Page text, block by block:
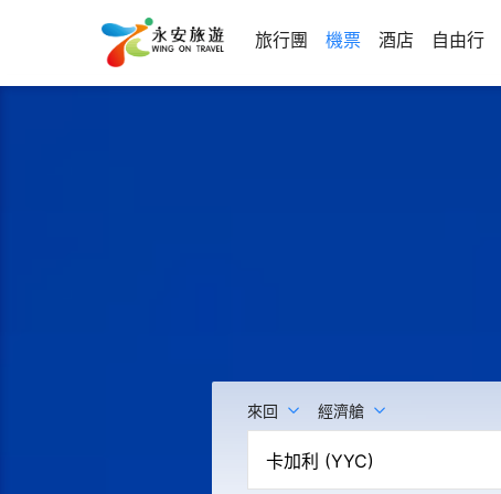
旅行團 機票 酒店 自由行
來回 經濟艙